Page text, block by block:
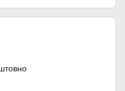
Пароконвектомати